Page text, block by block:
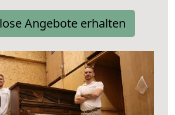
Angebote erhalten